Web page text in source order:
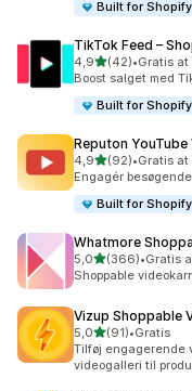
Built for Shopify
TikTok Feed –
4,9ud af 5 stjerner
(42)
42 anmeldelser i alt
•Gratis
Boost salget med
Built for Shopify
Reputon YouTube
4,9ud af 5 stjerner
(92)
92 anmeldelser i alt
•Gratis
Engagér
Built for Shopify
Whatmore
5,0ud af 5 stjerner
(366)
366 anmeldelser i
•Gratis
Shoppable
Vizup Shoppable
5,0ud af 5 stjerner
(91)
91 anmeldelser i alt
•Gratis
Tilføj engagerende
videogalleri til